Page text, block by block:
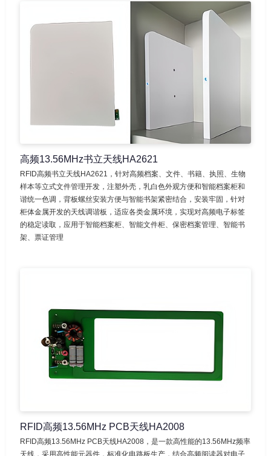
高频13.56MHz书立天线HA2621
RFID高频书立天线HA2621，针对高频档案、文件、书籍、执照、生物
样本等立式文件管理开发，注塑外壳，乳白色外观方便和智能档案柜和
谐统一色调，背板螺丝安装方便与智能书架紧密结合，安装牢固，针对
柜体金属开发的天线调谐板，适应各类金属环境，实现对高频电子标签
的稳定读取，应用于智能档案柜、智能文件柜、保密档案管理、智能书
架、票证管理
RFID高频13.56MHz PCB天线HA2008
RFID高频13.56MHz PCB天线HA2008，是一款高性能的13.56MHz频率